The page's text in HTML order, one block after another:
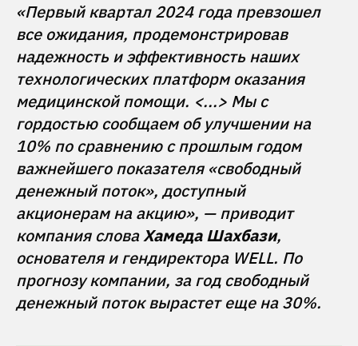
«Первый квартал 2024 года превзошел
все ожидания, продемонстрировав
надежность и эффективность наших
технологических платформ оказания
медицинской помощи. <...> Мы с
гордостью сообщаем об улучшении на
10% по сравнению с прошлым годом
важнейшего показателя «свободный
денежный поток», доступный
акционерам на акцию», — приводит
компания слова Хамеда Шахбази,
основателя и гендиректора WELL. По
прогнозу компании, за год свободный